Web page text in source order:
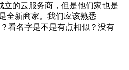
立的云服务商，但是他们家也是
全新商家。我们应该熟悉
看名字是不是有点相似？没有